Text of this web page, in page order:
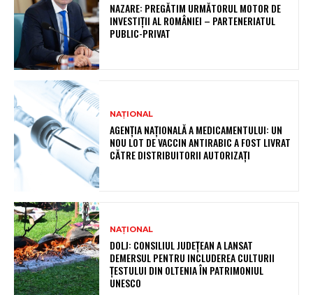
NAZARE: PREGĂTIM URMĂTORUL MOTOR DE
INVESTIȚII AL ROMÂNIEI – PARTENERIATUL
PUBLIC-PRIVAT
NAȚIONAL
AGENȚIA NAȚIONALĂ A MEDICAMENTULUI: UN
NOU LOT DE VACCIN ANTIRABIC A FOST LIVRAT
CĂTRE DISTRIBUITORII AUTORIZAȚI
NAȚIONAL
DOLJ: CONSILIUL JUDEȚEAN A LANSAT
DEMERSUL PENTRU INCLUDEREA CULTURII
ȚESTULUI DIN OLTENIA ÎN PATRIMONIUL
UNESCO